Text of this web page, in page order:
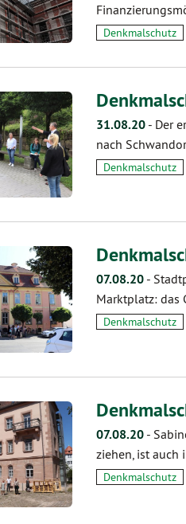
Denkmalschutz
31.08.20 - Der
nach
Denkmalschutz
07.08.20 -
Marktplatz: das
Denkmalschutz
07.08.20 -
ziehen, ist auch
Denkmalschutz